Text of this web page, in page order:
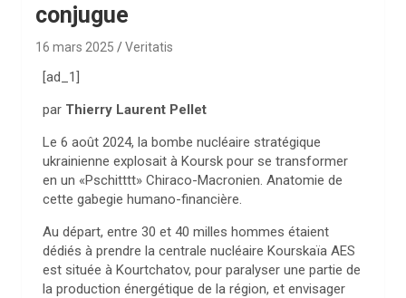
conjugue
16 mars 2025 Veritatis
[ad_1]
par Thierry Laurent Pellet
Le 6 août 2024, la bombe nucléaire stratégique
ukrainienne explosait à Koursk pour se transformer
en un «Pschitttt» Chiraco-Macronien. Anatomie de
cette gabegie humano-financière.
Au départ, entre 30 et 40 milles hommes étaient
dédiés à prendre la centrale nucléaire Kourskaïa AES
est située à Kourtchatov, pour paralyser une partie de
la production énergétique de la région, et envisager